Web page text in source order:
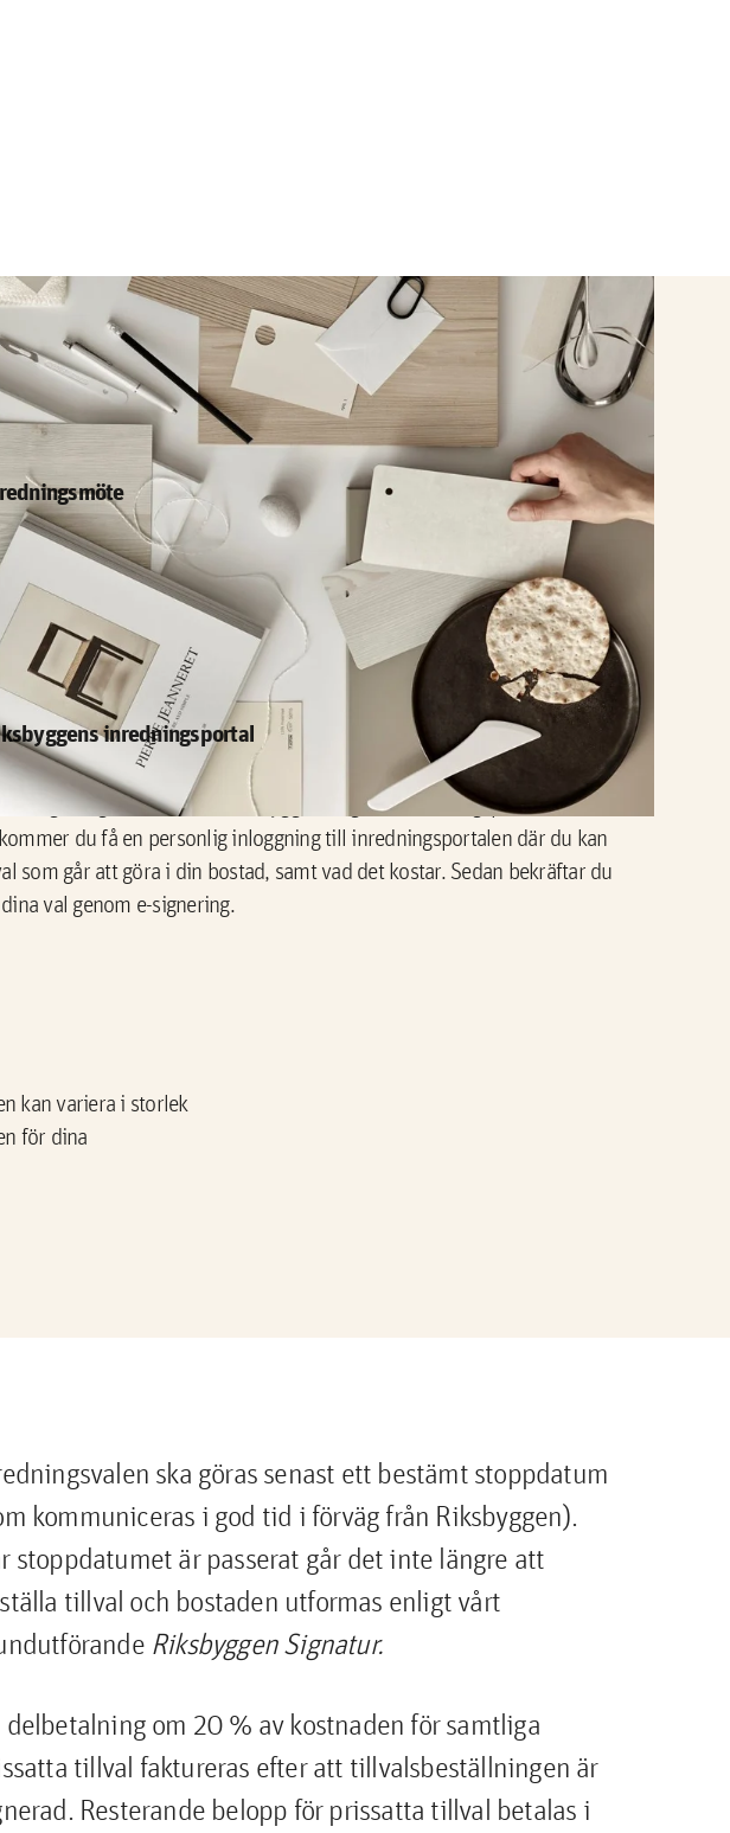
hjälpmedel:
börjar bli dags för att göra inredningsvalen bjuder vi in dig och dina
grannar till ett informationsmöte där vi berättar om Riksbyggens
och presenterar de kök och badrumsstilar som erbjuds i din
samt vilka övriga tillvalsmöjligheter som erbjuds.
inredningsportal
gör du enkelt i Riksbyggens digitala inredningsportal. Som
du få en personlig inloggning till inredningsportalen där du kan
som går att göra i din bostad, samt vad det kostar. Sedan bekräftar du
val genom e-signering.
kan variera i storlek
för dina
ska göras senast ett bestämt stoppdatum
kommuniceras i god tid i förväg från Riksbyggen).
stoppdatumet är passerat går det inte längre att
tillval och bostaden utformas enligt vårt
Riksbyggen Signatur.
delbetalning om 20 % av kostnaden för samtliga
tillval faktureras efter att tillvalsbeställningen är
Resterande belopp för prissatta tillval betalas i